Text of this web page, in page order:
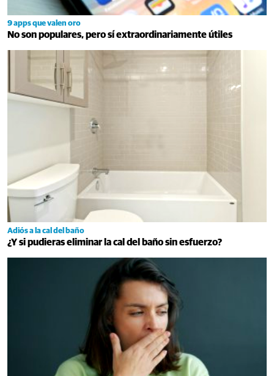
9 apps que valen oro
No son populares, pero sí extraordinariamente útiles
Adiós a la cal del baño
¿Y si pudieras eliminar la cal del baño sin esfuerzo?